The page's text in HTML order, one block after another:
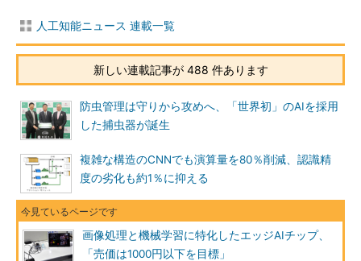
人工知能ニュース 連載一覧
新しい連載記事が 488 件あります
防虫管理は守りから攻めへ、「世界初」のAIを採用
した捕虫器が誕生
複雑な構造のCNNでも演算量を80％削減、認識精
度の劣化も約1％に抑える
画像処理と機械学習に特化したエッジAIチップ、
「売価は1000円以下を目標」